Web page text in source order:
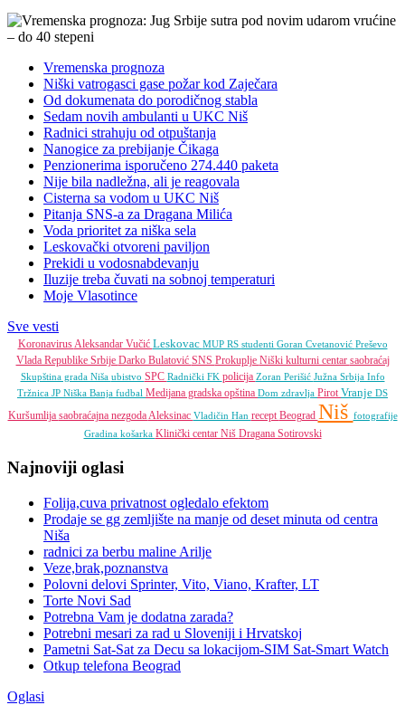
Vremenska prognoza
Niški vatrogasci gase požar kod Zaječara
Od dokumenata do porodičnog stabla
Sedam novih ambulanti u UKC Niš
Radnici strahuju od otpuštanja
Nanogice za prebijanje Čikaga
Penzionerima isporučeno 274.440 paketa
Nije bila nadležna, ali je reagovala
Cisterna sa vodom u UKC Niš
Pitanja SNS-a za Dragana Milića
Voda prioritet za niška sela
Leskovački otvoreni paviljon
Prekidi u vodosnabdevanju
Iluzije treba čuvati na sobnoj temperaturi
Moje Vlasotince
Sve vesti
KoronavirusAleksandar Vučić Leskovac MUP RS studenti Goran Cvetanović Preševo
Vlada Republike Srbije Darko Bulatović SNS Prokuplje Niški kulturni centar saobraćaj
Skupština grada Niša ubistvo SPC Radnički FK policija Zoran Perišić Južna Srbija Info
Tržnica JP Niška Banja fudbal Medijana gradska opština Dom zdravlja PirotVranje DS
Kuršumlija saobraćajna nezgodaAleksinac Vladičin Han receptBeograd Niš fotografije
Gradina košarka Klinički centar Niš Dragana Sotirovski
Najnoviji oglasi
Folija,cuva privatnost ogledalo efektom
Prodaje se gg zemljište na manje od deset minuta od centra
Niša
radnici za berbu maline Arilje
Veze,brak,poznanstva
Polovni delovi Sprinter, Vito, Viano, Krafter, LT
Torte Novi Sad
Potrebna Vam je dodatna zarada?
Potrebni mesari za rad u Sloveniji i Hrvatskoj
Pametni Sat-Sat za Decu sa lokacijom-SIM Sat-Smart Watch
Otkup telefona Beograd
Oglasi